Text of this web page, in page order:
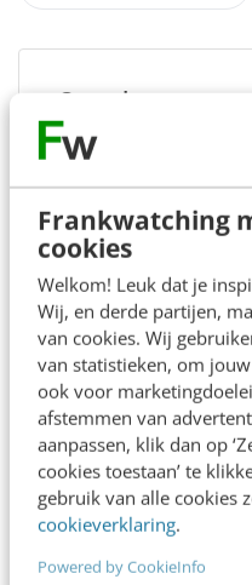
Frankwatching
cookies
Welkom! Leuk dat je
Wij, en derde partijen,
van cookies. Wij
van statistieken, om
ook voor
afstemmen van
aanpassen, klik dan op
cookies toestaan’ te
gebruik van alle cookies
cookieverklaring.
Powered by CookieInfo
Over de auteur
Renata
Verloop
Voor mij
over het
tussen
mijn
contact
een